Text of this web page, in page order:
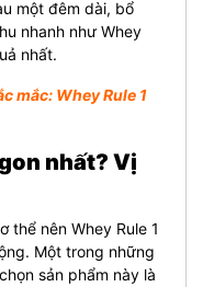
một đêm dài, bổ
nhanh như Whey
nhất.
mắc: Whey Rule 1
nhất? Vị
thể nên Whey Rule 1
Một trong những
sản phẩm này là